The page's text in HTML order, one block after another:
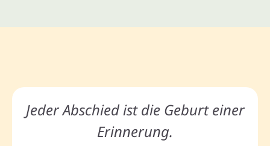
Jeder Abschied ist die Geburt einer
Erinnerung.